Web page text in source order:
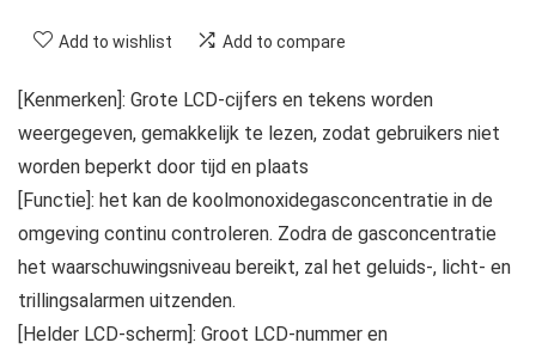
Add to wishlist Add to compare
[Kenmerken]: Grote LCD-cijfers en tekens worden
weergegeven, gemakkelijk te lezen, zodat gebruikers niet
worden beperkt door tijd en plaats
[Functie]: het kan de koolmonoxidegasconcentratie in de
omgeving continu controleren. Zodra de gasconcentratie
het waarschuwingsniveau bereikt, zal het geluids-, licht- en
trillingsalarmen uitzenden.
[Helder LCD-scherm]: Groot LCD-nummer en